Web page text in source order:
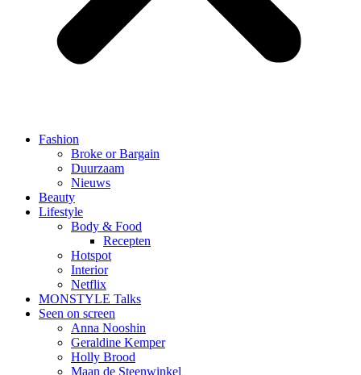
Fashion
Broke or Bargain
Duurzaam
Nieuws
Beauty
Lifestyle
Body & Food
Recepten
Hotspot
Interior
Netflix
MONSTYLE Talks
Seen on screen
Anna Nooshin
Geraldine Kemper
Holly Brood
Maan de Steenwinkel